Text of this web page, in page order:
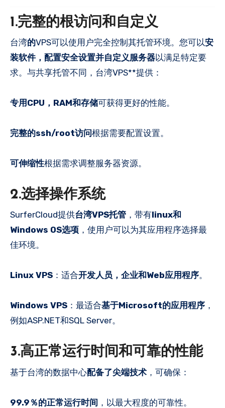
1.完整的根访问和自定义
台湾的VPS可以使用户完全控制其托管环境。您可以安
装软件，配置安全设置并自定义服务器以满足特定要
求。与共享托管不同，台湾VPS**提供：
专用CPU，RAM和存储可获得更好的性能。
完整的ssh/root访问根据需要配置设置。
可伸缩性根据需求调整服务器资源。
2.选择操作系统
SurferCloud提供台湾VPS托管 ，带有linux和
Windows OS选项 ，使用户可以为其应用程序选择最
佳环境。
Linux VPS ：适合开发人员，企业和Web应用程序。
Windows VPS ：最适合基于Microsoft的应用程序 ，
例如ASP.NET和SQL Server。
3.高正常运行时间和可靠的性能
基于台湾的数据中心配备了尖端技术 ，可确保：
99.9％的正常运行时间 ，以最大程度的可靠性。